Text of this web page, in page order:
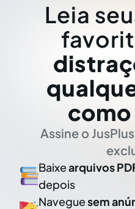
Leia
Assine o
Baixearquivos
depois
Naveguesem